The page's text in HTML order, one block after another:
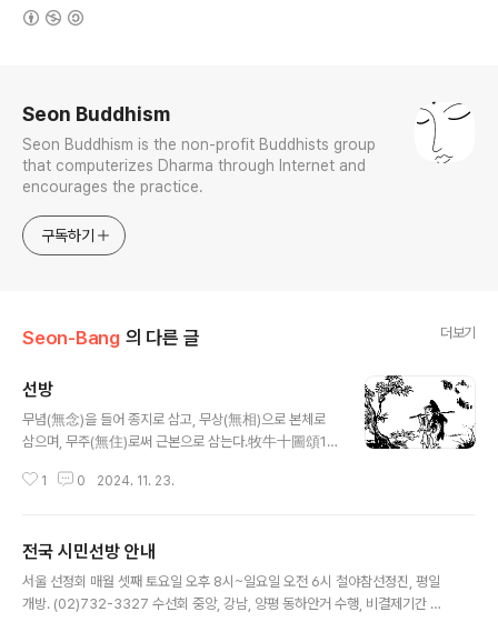
Seon Buddhism
Seon Buddhism is the non-profit Buddhists group
that computerizes Dharma through Internet and
encourages the practice.
구독하기
Seon-Bang 의 다른 글 더보기
선방
무념(無念)을 들어 종지로 삼고, 무상(無相)으로 본체로
삼으며, 무주(無住)로써 근본으로 삼는다.牧牛十圖頌1.
黑雲橫谷口하니 誰知步步犯佳苗아높은산과 깊은 물,
는다2. 初調我有芒繩驀鼻穿하니 一廻奔競痛加鞭이
라從來劣性難調制하야 猶得山童盡力牽이라가시덤불
에 걸림: 희미하게 중얼거리는 듯한 시냇물 소리.그러나 여
1 0 2024. 11. 23.
전국 시민선방 안내
서울 선정회 매월 셋째 토요일 오후 8시~일요일 오전 6시 철야참선정진, 평일
개방. (02)732-3327 수선회 중앙, 강남, 양평 동하안거 수행, 비결제기간 새